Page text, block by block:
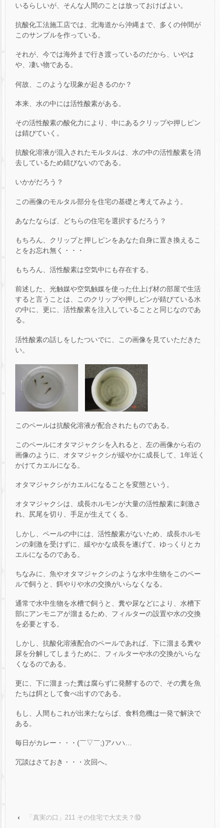
いるらしいが、そんな人間のことは放っておけばよい。
抗酸化工法施工店では、北海道から沖縄まで、多くの仲間が
このサンプルを作っている。
それが、今では海外まで行き渡っているのだから、いやは
や、凄い物である。
何故、このような現象が起きるのか？
本来、水の中には活性酸素がある。
その活性酸素の酸化力により、中にあるクリップや押しピン
は錆びていく。
抗酸化溶液が混入されたモルタルは、水の中の活性酸素を消
去しているため錆びないのである。
いかがだろう？
この画像のモルタル部分を住宅の基礎と考えてみよう。
あなたならば、どちらの住宅を選択するだろう？
もちろん、クリップと押しピンをあなた自身に置き換えるこ
とをお忘れ無く・・・
もちろん、活性酸素は空気中にも存在する。
前述した、光触媒や空気触媒を使った仕上げ材の部屋で生活
すると言うことは、このクリップや押しピンが錆びている水
の中に、更に、活性酸素を注入していることと同じなのであ
る。
活性酸素の話しをしたついでに、この画像を見ていただきた
い。
このペールは抗酸化溶液が配合されたものである。
このペールにオタマジャクシを入れると、左の画像から右の
画像のように、オタマジャクシが緩やかに成長して、1年近く
かけてカエルになる。
オタマジャクシがカエルになることを変態という。
オタマジャクシは、成長ホルモンが大量の活性酸素に刺激さ
れ、尻尾を切り、手足が生えてくる。
しかし、ペールの中には、活性酸素がないため、成長ホルモ
ンの刺激を受けずに、緩やかな成長を遂げて、ゆっくりとカ
エルになるのである。
ちなみに、魚やオタマジャクシのような水中生物をこのペー
ルで飼うと、餌やりや水の交換がいらなくなる。
通常で水中生物を水槽で飼うと、糞や尿などにより、水槽下
部にアンモニアが溜まるため、フィルターの設置や水の交換
を必要とする。
しかし、抗酸化溶液配合のペールであれば、下に溜まる糞や
尿を分解してしまうために、フィルターや水の交換がいらな
くなるのである。
更に、下に溜まった糞は腐らずに発酵するので、その糞を魚
たちは餌として食べ出すのである。
もし、人間もこれが出来たならば、食料危機は一発で解決で
ある。
毎日がカレー・・・(￣▽￣;)アハハ…
冗談はさておき・・・次回へ。
‹
「真実の口」211 その住宅で大丈夫？⑩